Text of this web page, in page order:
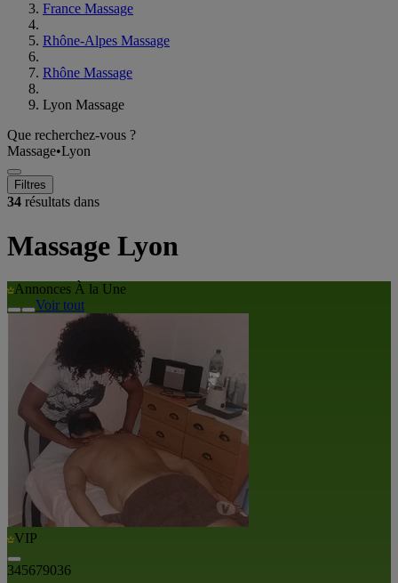
France Massage
Rhône-Alpes Massage
Rhône Massage
Lyon Massage
Que recherchez-vous ?
Massage•Lyon
Filtres
34 résultats dans
Massage Lyon
Annonces À la Une
Voir tout
VIP
345679036